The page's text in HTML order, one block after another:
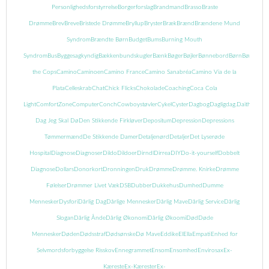
PersonlighedsforstyrrelseBorgerforslagBrandmand Brasso Braste
DrømmeBrevBreveBristede DrømmeBryllup BrysterBrækBrænd Brændene Mund
SyndromBrændte Børn BudgetBumsBurning Mouth
SyndromBusByggesagkyndigBækkenbundskuglerBænkBøgerBøjlerBønnebord Børn Børnebog
the CopsCaminoCaminoenCamino FranceCamino SanabréaCamino Via de la
PlataCelleskrabChatChick FlicksChokoladeCoachingCoca Cola
LightComfortZoneComputerConchCowboystøvlerCykelCysterDagbogDagligdag.Daith
Dag Jeg Skal Dø Den Stikkende FirkløverDepositumDepression Depressions
Tømmermænd De Stikkende DamerDetaljenørd DetaljerDet Lyserøde
Hospital DiagnoseDiagnoserDildo DildoerDirndl Dirrea DIYDo-it-yourselfDobbelt
DiagnoseDollarsDonorkortDronningen DrukDrømmeDrømme. KnirkeDrømme
FølelserDrømmer Livet VækDSBDubberDukkehusDumhed Dumme
MenneskerDysforiDårlig DagDårlige MenneskerDårlig MaveDårlig ServiceDårlig
Slogan Dårlig ÅndeDårlig ØkonomiDårlig ØkoomiDød Døde
MenneskerDøden DødsstrafDødsønskeDø MaveEddikeEl Ella Empati Enhed for
Selvmordsforbyggelse RisskovEnnegrammetEnsomEnsomhed EnvirosaxEx-
KæresteEx-KæresterEx-